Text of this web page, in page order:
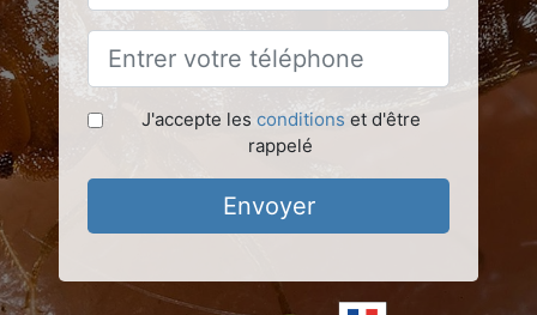
J'accepte les conditions et d'être
rappelé
Envoyer